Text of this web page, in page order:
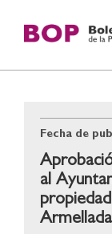
al
Armellada
Fecha de